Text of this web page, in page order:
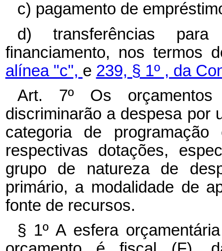
c) pagamento de
d) transferências
financiamento, nos termos
alínea "c", e 239, § 1º , da
Art. 7º Os
discriminarão a despesa por
categoria de
respectivas dotações,
grupo de natureza de
primário, a modalidade de
fonte de recursos.
§ 1º A esfera